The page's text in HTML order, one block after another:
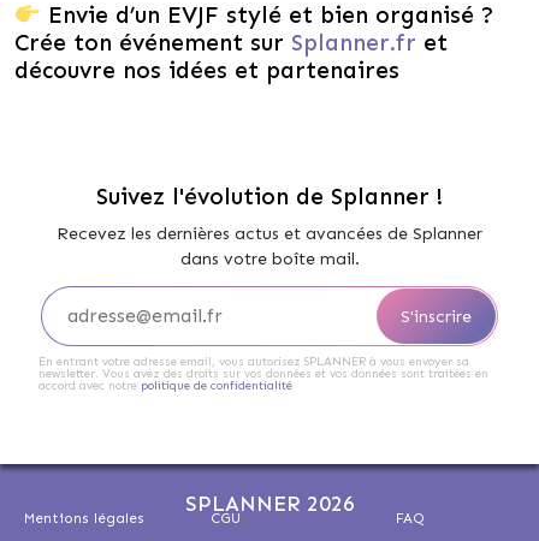
Envie d’un EVJF stylé et bien organisé ?
Crée ton événement sur Splanner.fr et
découvre nos idées et partenaires
Suivez l'évolution de Splanner !
Recevez les dernières actus et avancées de Splanner
dans votre boîte mail.
En entrant votre adresse email, vous autorisez SPLANNER à vous envoyer sa
newsletter. Vous avez des droits sur vos données et vos données sont traitées en
accord avec notre politique de confidentialité.
SPLANNER 2026
Mentions légales CGU FAQ